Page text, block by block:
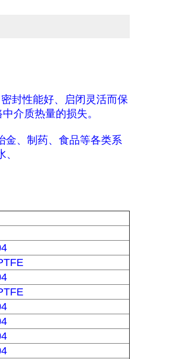
封性能好、启闭灵活而保
介质热量的损失。
金、制药、食品等各类系